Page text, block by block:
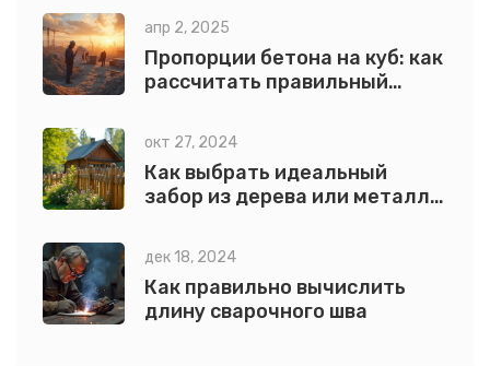
без неё невозможно
современное строительство
апр 2, 2025
Пропорции бетона на куб: как
рассчитать правильный
окт 27, 2024
Как выбрать идеальный
забор из дерева или металла
дек 18, 2024
Как правильно вычислить
длину сварочного шва